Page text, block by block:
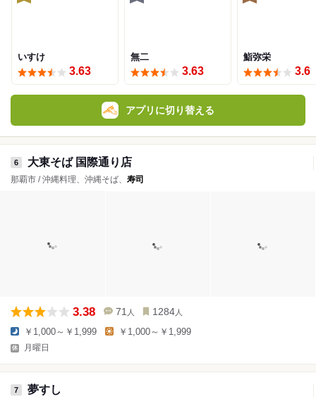
いすけ
3.63
無二
3.63
鮨弥栄
3.6
アプリに切り替える
6 大東そば 国際通り店
那覇市 / 沖縄料理、沖縄そば、 寿司
3.38 71 人 1284 人
￥1,000～￥1,999 ￥1,000～￥1,999
月曜日
7 夢すし